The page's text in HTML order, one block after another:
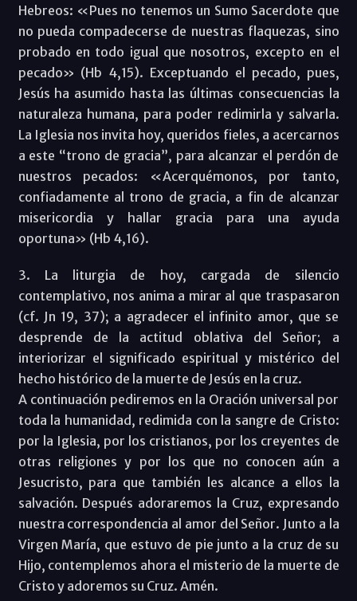
Hebreos: «Pues no tenemos un Sumo Sacerdote que
no pueda compadecerse de nuestras flaquezas, sino
probado en todo igual que nosotros, excepto en el
pecado» (Hb 4,15). Exceptuando el pecado, pues,
Jesús ha asumido hasta las últimas consecuencias la
naturaleza humana, para poder redimirla y salvarla.
La Iglesia nos invita hoy, queridos fieles, a acercarnos
a este “trono de gracia”, para alcanzar el perdón de
nuestros pecados: «Acerquémonos, por tanto,
confiadamente al trono de gracia, a fin de alcanzar
misericordia y hallar gracia para una ayuda
oportuna» (Hb 4,16).
3. La liturgia de hoy, cargada de silencio
contemplativo, nos anima a mirar al que traspasaron
(cf. Jn 19, 37); a agradecer el infinito amor, que se
desprende de la actitud oblativa del Señor; a
interiorizar el significado espiritual y mistérico del
hecho histórico de la muerte de Jesús en la cruz.
A continuación pediremos en la Oración universal por
toda la humanidad, redimida con la sangre de Cristo:
por la Iglesia, por los cristianos, por los creyentes de
otras religiones y por los que no conocen aún a
Jesucristo, para que también les alcance a ellos la
salvación. Después adoraremos la Cruz, expresando
nuestra correspondencia al amor del Señor. Junto a la
Virgen María, que estuvo de pie junto a la cruz de su
Hijo, contemplemos ahora el misterio de la muerte de
Cristo y adoremos su Cruz. Amén.